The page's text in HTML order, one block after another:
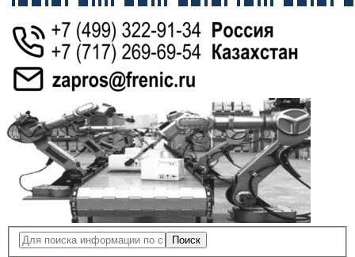
Поиск